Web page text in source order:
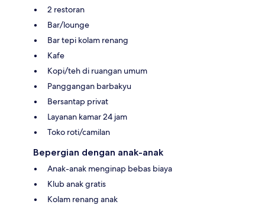
2 restoran
Bar/lounge
Bar tepi kolam renang
Kafe
Kopi/teh di ruangan umum
Panggangan barbakyu
Bersantap privat
Layanan kamar 24 jam
Toko roti/camilan
Bepergian dengan anak-anak
Anak-anak menginap bebas biaya
Klub anak gratis
Kolam renang anak